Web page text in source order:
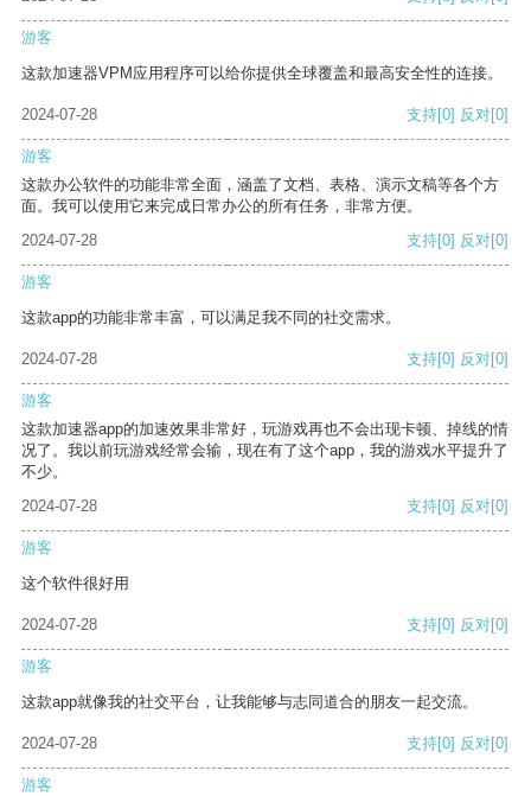
游客
这款加速器VPM应用程序可以给你提供全球覆盖和最高安全性的连接。
2024-07-28 支持[0] 反对[0]
游客
这款办公软件的功能非常全面，涵盖了文档、表格、演示文稿等各个方
面。我可以使用它来完成日常办公的所有任务，非常方便。
2024-07-28
支持[0] 反对[0]
游客
这款app的功能非常丰富，可以满足我不同的社交需求。
2024-07-28 支持[0] 反对[0]
游客
这款加速器app的加速效果非常好，玩游戏再也不会出现卡顿、掉线的情
况了。我以前玩游戏经常会输，现在有了这个app，我的游戏水平提升了
不少。
2024-07-28
支持[0] 反对[0]
游客
这个软件很好用
2024-07-28 支持[0] 反对[0]
游客
这款app就像我的社交平台，让我能够与志同道合的朋友一起交流。
2024-07-28 支持[0] 反对[0]
游客